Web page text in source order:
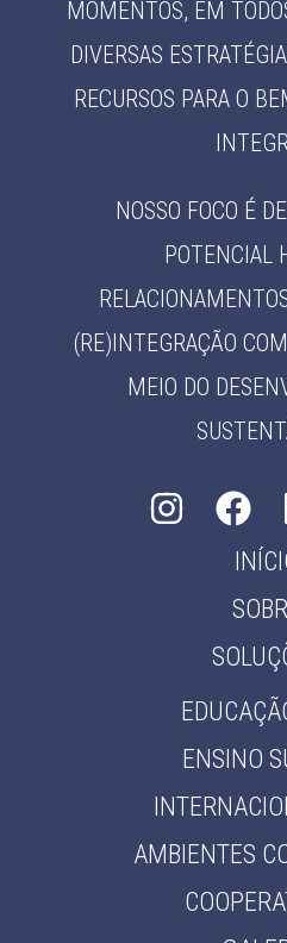
MOMENTOS, EM
DIVERSAS
RECURSOS PARA O
NOSSO FOCO É
POTENCIAL
(RE)INTEGRAÇÃO
MEIO DO
ENSINO
AMBIENTES